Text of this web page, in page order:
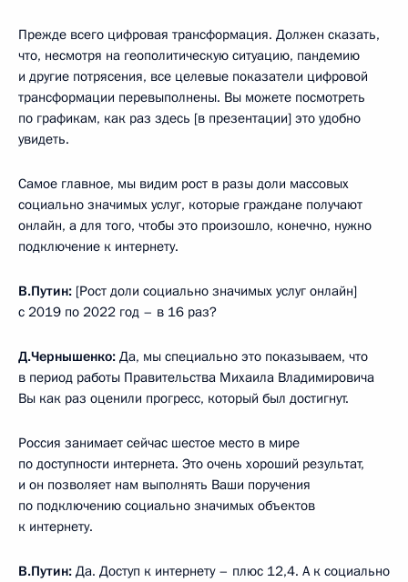
Прежде всего цифровая трансформация. Должен сказать,
что, несмотря на геополитическую ситуацию, пандемию
и другие потрясения, все целевые показатели цифровой
трансформации перевыполнены. Вы можете посмотреть
по графикам, как раз здесь [в презентации] это удобно
увидеть.
Самое главное, мы видим рост в разы доли массовых
социально значимых услуг, которые граждане получают
онлайн, а для того, чтобы это произошло, конечно, нужно
подключение к интернету.
В.Путин: [Рост доли социально значимых услуг онлайн]
с 2019 по 2022 год – в 16 раз?
Д.Чернышенко: Да, мы специально это показываем, что
в период работы Правительства Михаила Владимировича
Вы как раз оценили прогресс, который был достигнут.
Россия занимает сейчас шестое место в мире
по доступности интернета. Это очень хороший результат,
и он позволяет нам выполнять Ваши поручения
по подключению социально значимых объектов
к интернету.
В.Путин: Да. Доступ к интернету – плюс 12,4. А к социально